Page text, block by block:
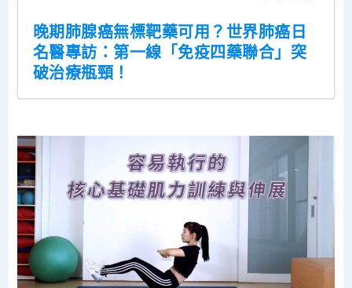
晚期肺腺癌無標靶藥可用？世界肺癌日
名醫專訪：第一線「免疫四藥聯合」突
破治療瓶頸！